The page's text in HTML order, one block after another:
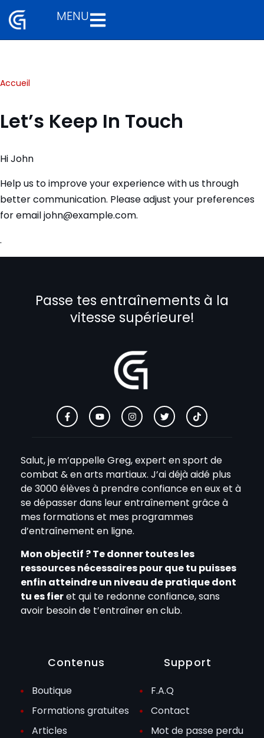
Aller
MENU
Accueil
Let’s Keep In Touch
HiJohn
Help us to improve your experience with us through
better communication. Please adjust your preferences
for emailjohn@example.com.
.
Passe tes entraînements à la
vitesse supérieure!
Salut, je m’appelle Greg, expert en sport de
combat & en arts martiaux. J’ai déjà aidé plus
de 3000 élèves à prendre confiance en eux et à
se dépasser dans leur entraînement grâce à
mes formations et mes programmes
d’entraînement en ligne.
Mon objectif ? Te donner toutes les
ressources nécessaires pour que tu puisses
enfin atteindre un niveau de pratique dont
tu es fieret qui te redonne confiance, sans
avoir besoin de t’entraîner en club.
Contenus
Boutique
Formations gratuites
Articles
Support
F.A.Q
Contact
Mot de passe perdu